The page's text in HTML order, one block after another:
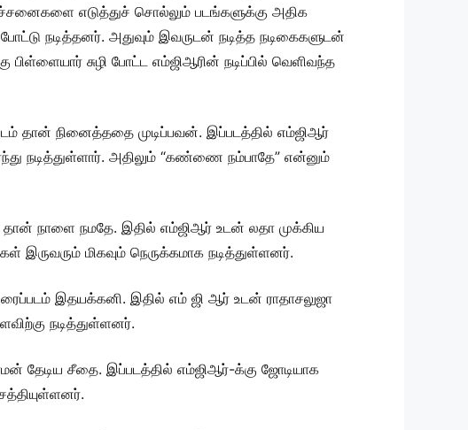
எடுத்துச் சொல்லும் படங்களுக்கு அதிக
போட்டு நடித்தனர். அதுவும் இவருடன் நடித்த நடிகைகளுடன்
பிள்ளையார் சுழி போட்ட எம்ஜிஆரின் நடிப்பில் வெளிவந்த
தான் நினைத்ததை முடிப்பவன். இப்படத்தில் எம்ஜிஆர்
நடித்துள்ளார். அதிலும் “கண்ணை நம்பாதே” என்னும்
நாளை நமதே. இதில் எம்ஜிஆர் உடன் லதா முக்கிய
இருவரும் மிகவும் நெருக்கமாக நடித்துள்ளனர்.
இதயக்கனி. இதில் எம் ஜி ஆர் உடன் ராதாசலுஜா
நடித்துள்ளனர்.
தேடிய சீதை. இப்படத்தில் எம்ஜிஆர்-க்கு ஜோடியாக